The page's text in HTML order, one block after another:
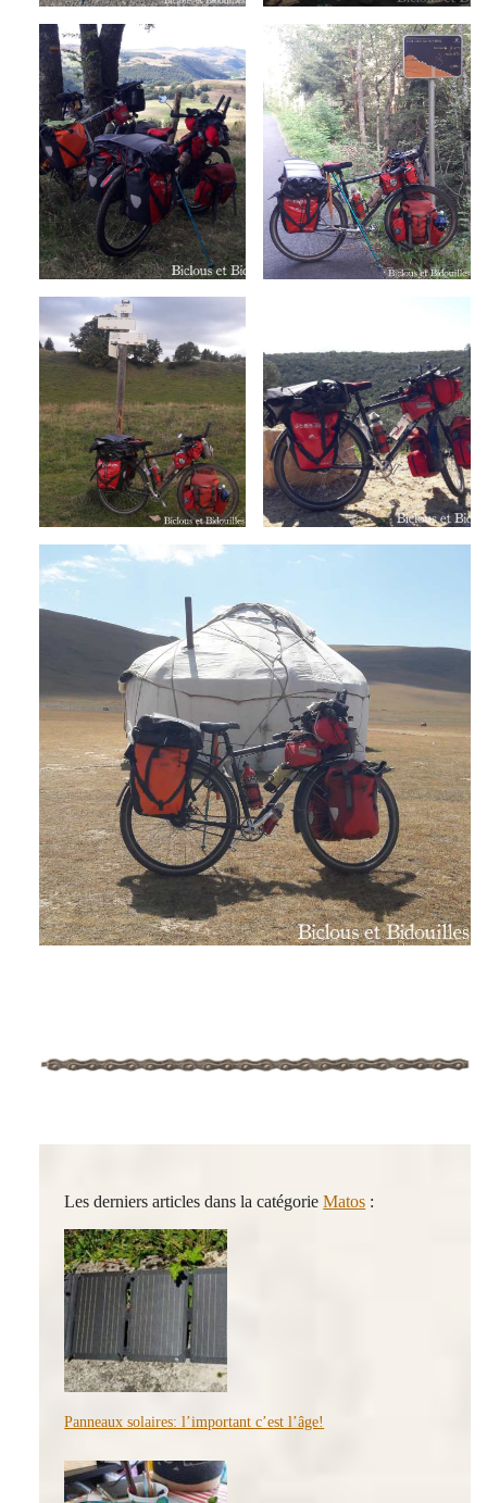
Les derniers articles dans la catégorieMatos :
Panneaux solaires: l’important c’est l’âge!